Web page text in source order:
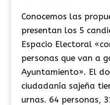
Conocemos las
presentan los 5
Espacio Electoral
personas que van a
Ayuntamiento». El
ciudadanía sajeña
urnas. 64 personas,